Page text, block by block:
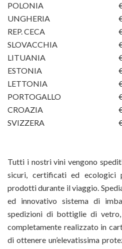
POLONIA
UNGHERIA
REP. CECA
SLOVACCHIA
LITUANIA
ESTONIA
LETTONIA
PORTOGALLO
CROAZIA
SVIZZERA
Tutti i nostri vini vengono
sicuri, certificati ed ecologici
prodotti durante il viaggio.
ed innovativo sistema di
spedizioni di bottiglie di
completamente realizzato in
di ottenere un’elevatissima